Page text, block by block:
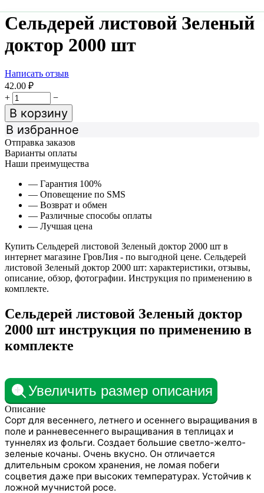
Сельдерей листовой Зеленый
доктор 2000 шт
Написать отзыв
42.00 ₽
+
−
В корзину
В избранное
Отправка заказов
Варианты оплаты
Наши преимущества
— Гарантия 100%
— Оповещение по SMS
— Возврат и обмен
— Различные способы оплаты
— Лучшая цена
Купить Сельдерей листовой Зеленый доктор 2000 шт в
интернет магазине ГровЛия - по выгодной цене. Сельдерей
листовой Зеленый доктор 2000 шт: характеристики, отзывы,
описание, обзор, фотографии. Инструкция по применению в
комплекте.
Сельдерей листовой Зеленый доктор
2000 шт инструкция по применению в
комплекте
Увеличить размер описания
Описание
Сорт для весеннего, летнего и осеннего выращивания в
поле и ранневесеннего выращивания в теплицах и
туннелях из фольги. Создает большие светло-желто-
зеленые кочаны. Очень вкусно. Он отличается
длительным сроком хранения, не ломая побеги
соцветия даже при высоких температурах. Устойчив к
ложной мучнистой росе.